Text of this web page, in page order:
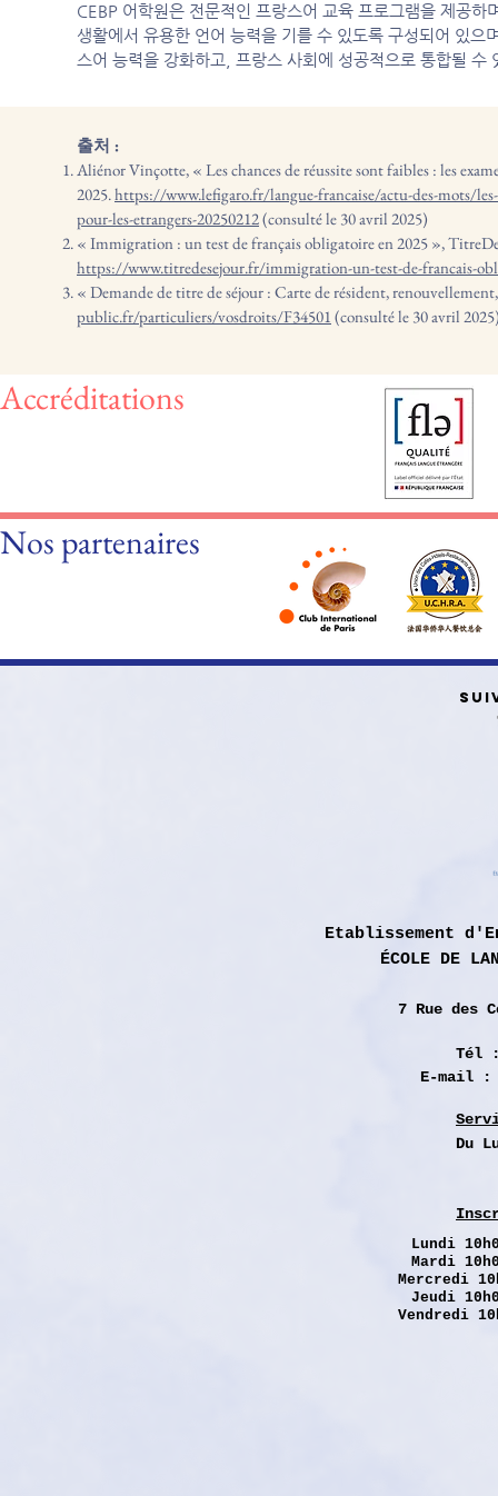
CEBP 어학원은 전문적인 프랑스어 교육 프로그램을 제공
생활에서 유용한 언어 능력을 기를 수 있도록 구성되어 있
스어 능력을 강화하고, 프랑스 사회에 성공적으로 통합될 수
출처 :
Aliénor Vinçotte, « Les chances de réussite sont faibles : les
2025.https://www.lefigaro.fr/langue-francaise/actu-des-mots/
pour-les-etrangers-20250212(consulté le 30 avril 2025)
« Immigration : un test de français obligatoire en 2025 »,
https://www.titredesejour.fr/immigration-un-test-de-francais-
« Demande de titre de séjour : Carte de résident,
public.fr/particuliers/vosdroits/F34501 (consulté le 30 avril
Accréditations
Nos partenaires
Etablissement
ÉCOLE DE
7 Rue des
Tél
E-mail
Du
Lundi
Mardi
Mercredi
Jeudi
Vendredi